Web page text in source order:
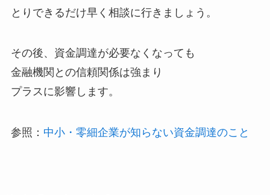
とりできるだけ早く相談に行きましょう。
その後、資金調達が必要なくなっても
金融機関との信頼関係は強まり
プラスに影響します。
参照： 中小・零細企業が知らない資金調達のこと